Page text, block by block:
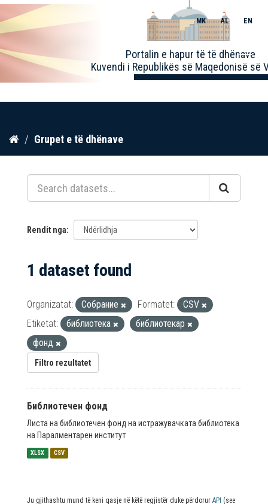
Kalo
përmbajtja
Portalin e hapur të të dhënave
Kuvendi i Republikës së Maqedonisë së
MK AL EN
Toggle
Grupet e të dhënave
Rendit nga
1 dataset found
Organizatat: Собрание Formatet:
CSV
Etiketat:
библиотека
библиотекар
фонд
Filtro rezultatet
Библиотечен фонд
Листа на библиотечен фонд на истражувачката библиотека
на Паралментарен институт
XLSX CSV
Ju gjithashtu mund të keni qasje në këtë regjistër duke përdorur API (see